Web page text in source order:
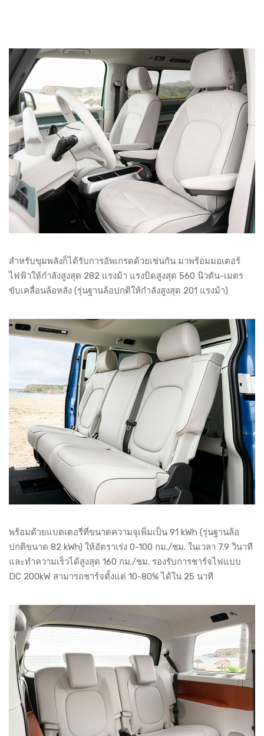
สำหรับขุมพลังก็ได้รับการอัพเกรดด้วยเช่นกัน มาพร้อมมอเตอร์
ไฟฟ้าให้กำลังสูงสุด 282 แรงม้า แรงบิดสูงสุด 560 นิวตัน-เมตร
ขับเคลื่อนล้อหลัง (รุ่นฐานล้อปกติให้กำลังสูงสุด 201 แรงม้า)
พร้อมด้วยแบตเตอรี่ที่ขนาดความจุเพิ่มเป็น 91 kWh (รุ่นฐานล้อ
ปกติขนาด 82 kWh) ให้อัตราเร่ง 0-100 กม./ชม. ในเวลา 7.9 วินาที
และทำความเร็วได้สูงสุด 160 กม./ชม. รองรับการชาร์จไฟแบบ
DC 200kW สามารถชาร์จตั้งแต่ 10-80% ได้ใน 25 นาที